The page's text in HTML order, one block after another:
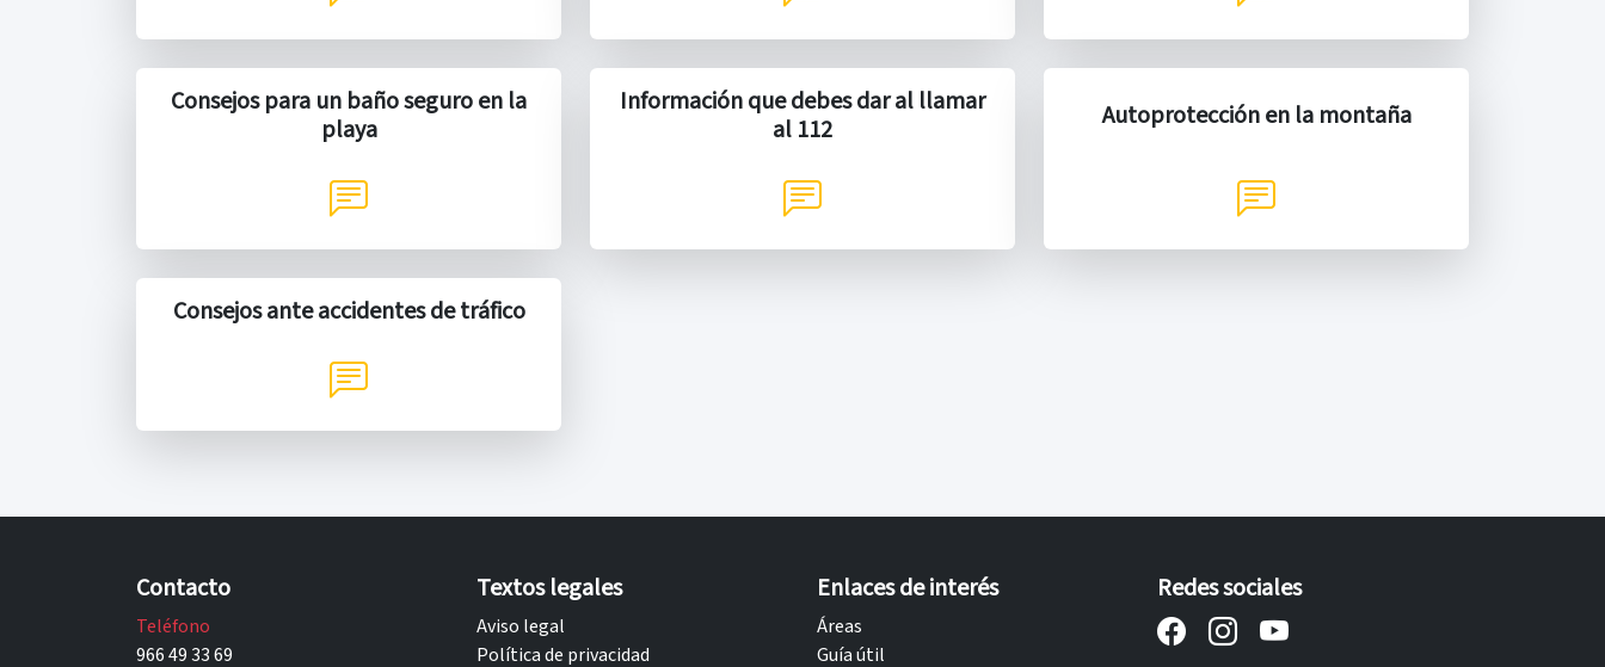
Consejos para un baño seguro en la
playa
Información que debes dar al llamar
al 112
Autoprotección en la montaña
Consejos ante accidentes de tráfico
Contacto
Teléfono
966 49 33 69
Textos legales
Aviso legal
Política de privacidad
Enlaces de interés
Áreas
Guía útil
Redes sociales